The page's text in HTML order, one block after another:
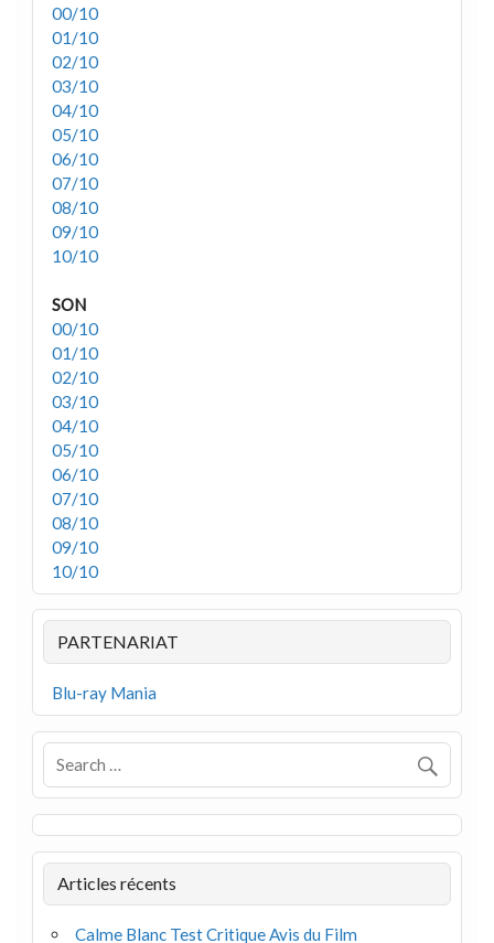
00/10
01/10
02/10
03/10
04/10
05/10
06/10
07/10
08/10
09/10
10/10
SON
00/10
01/10
02/10
03/10
04/10
05/10
06/10
07/10
08/10
09/10
10/10
PARTENARIAT
Blu-ray Mania
Articles récents
Calme Blanc Test Critique Avis du Film